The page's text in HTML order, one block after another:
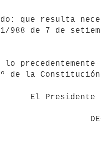
988 de 7 de
de la